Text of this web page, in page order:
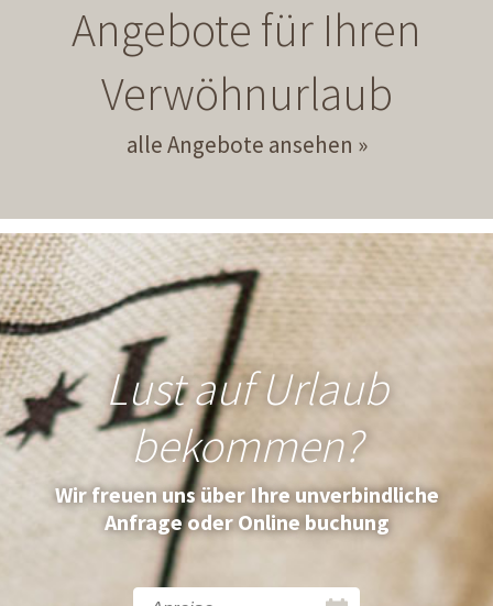
Angebote für Ihren
Verwöhnurlaub
alle Angebote ansehen
Lust auf Urlaub
bekommen?
Wir freuen uns über Ihre unverbindliche
Anfrage oder Online buchung